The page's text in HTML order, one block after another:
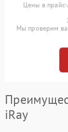
Цены в прайс-
Мы проверим
iRay